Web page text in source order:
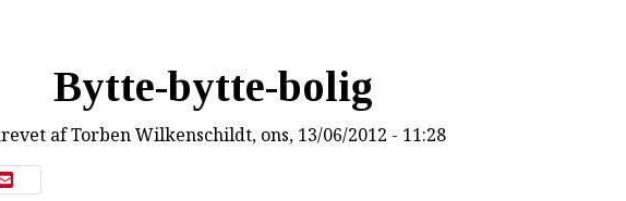
Bytte-bytte-bolig
afTorben Wilkenschildt, ons, 13/06/2012 - 11:28